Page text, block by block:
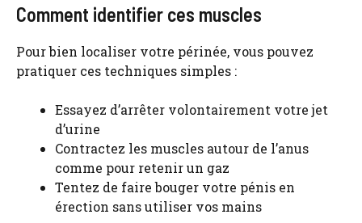
Comment identifier ces muscles
Pour bien localiser votre périnée, vous pouvez
pratiquer ces techniques simples :
Essayez d’arrêter volontairement votre jet
d’urine
Contractez les muscles autour de l’anus
comme pour retenir un gaz
Tentez de faire bouger votre pénis en
érection sans utiliser vos mains